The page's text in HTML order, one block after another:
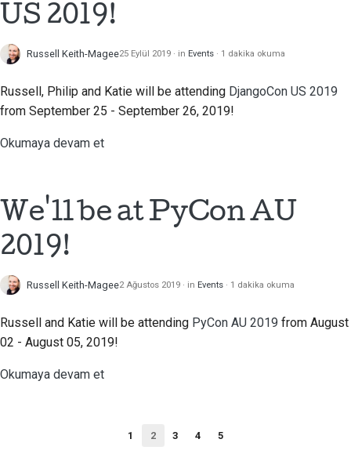
US 2019!
Russell Keith-Magee25 Eylül 2019 in Events 1 dakika okuma
Russell, Philip and Katie will be attending DjangoCon US 2019
from September 25 - September 26, 2019!
Okumaya devam et
We'll be at PyCon AU
2019!
Russell Keith-Magee2 Ağustos 2019 in Events 1 dakika okuma
Russell and Katie will be attending PyCon AU 2019 from August
02 - August 05, 2019!
Okumaya devam et
1 2 3 4 5